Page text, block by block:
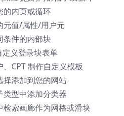
的内页或循环
元值/属性/用户元
条件的内部块
义登录块表单
CPT 制作自定义模板
择添加到您的网站
类型中添加分类器
检索画廊作为网格或滑块